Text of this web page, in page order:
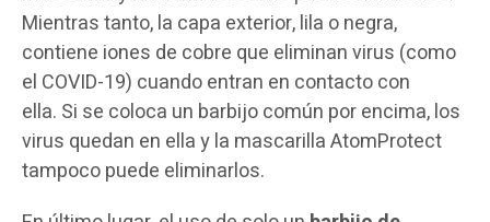
Mientras tanto, la capa exterior, lila o negra,
contiene iones de cobre que eliminan virus (como
el COVID-19) cuando entran en contacto con
ella. Si se coloca un barbijo común por encima, los
virus quedan en ella y la mascarilla AtomProtect
tampoco puede eliminarlos.